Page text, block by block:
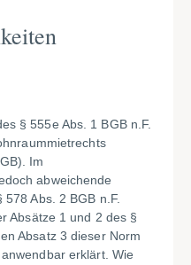
§ 555e Abs. 1 BGB n.F.
Im
abweichende
Abs. 2 BGB n.F.
Absätze 1 und 2 des §
Absatz 3 dieser Norm
erklärt. Wie